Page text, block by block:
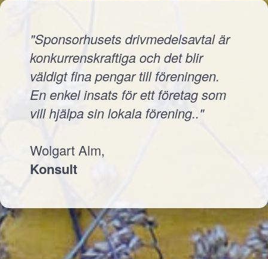
"Sponsorhusets drivmedelsavtal är
konkurrenskraftiga och det blir
väldigt fina pengar till föreningen.
En enkel insats för ett företag som
vill hjälpa sin lokala förening.."
Wolgart Alm,
Konsult